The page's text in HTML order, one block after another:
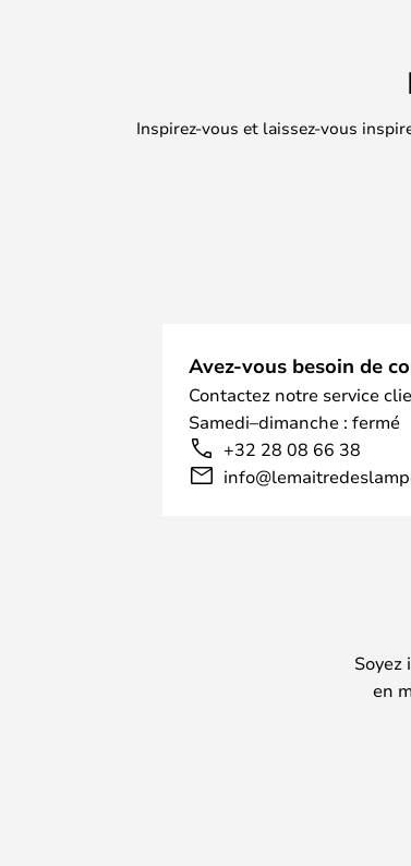
Inspirez-vous et laissez-vous
Avez-vous besoin de
Contactez notre service
Samedi–dimanche : fermé
+32 28 08 66 38
Soyez
en